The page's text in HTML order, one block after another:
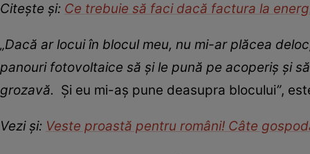
Citește și: Ce trebuie să faci dacă factura la
„Dacă ar locui în blocul meu, nu mi-ar plăcea
panouri fotovoltaice să și le pună pe acoperiș și
grozavă. Și eu mi-aș pune deasupra blocului”,
Vezi și: Veste proastă pentru români! Câte